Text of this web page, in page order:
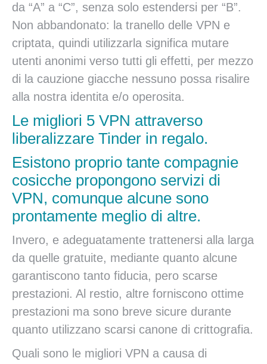
da “A” a “C”, senza solo estendersi per “B”.
Non abbandonato: la tranello delle VPN e
criptata, quindi utilizzarla significa mutare
utenti anonimi verso tutti gli effetti, per mezzo
di la cauzione giacche nessuno possa risalire
alla nostra identita e/o operosita.
Le migliori 5 VPN attraverso
liberalizzare Tinder in regalo.
Esistono proprio tante compagnie
cosicche propongono servizi di
VPN, comunque alcune sono
prontamente meglio di altre.
Invero, e adeguatamente trattenersi alla larga
da quelle gratuite, mediante quanto alcune
garantiscono tanto fiducia, pero scarse
prestazioni. Al restio, altre forniscono ottime
prestazioni ma sono breve sicure durante
quanto utilizzano scarsi canone di crittografia.
Quali sono le migliori VPN a causa di